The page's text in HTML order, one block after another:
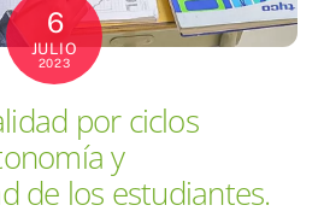
6
JULIO
2023
por ciclos
y
de los estudiantes.